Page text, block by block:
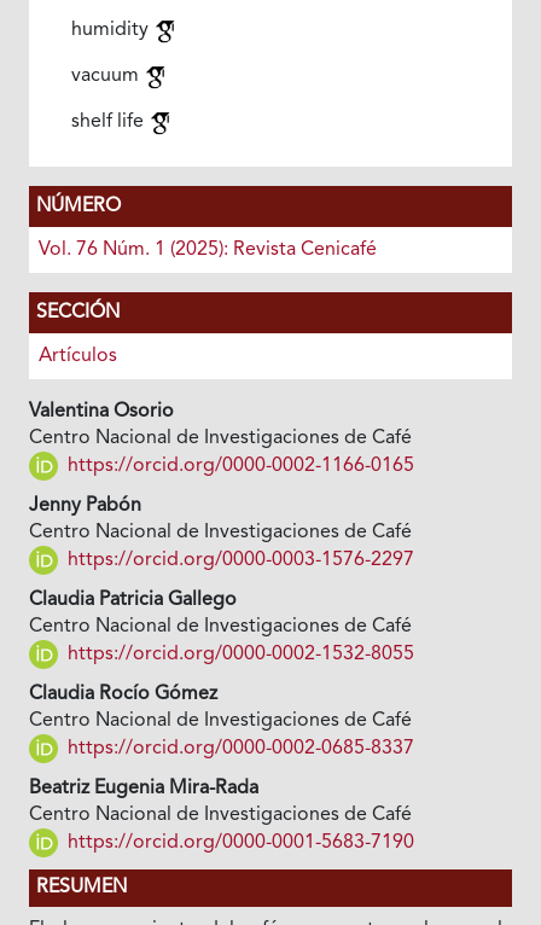
humidity
vacuum
shelf life
NÚMERO
Vol. 76 Núm. 1 (2025): Revista Cenicafé
SECCIÓN
Artículos
Valentina Osorio
Centro Nacional de Investigaciones de Café
https://orcid.org/0000-0002-1166-0165
Jenny Pabón
Centro Nacional de Investigaciones de Café
https://orcid.org/0000-0003-1576-2297
Claudia Patricia Gallego
Centro Nacional de Investigaciones de Café
https://orcid.org/0000-0002-1532-8055
Claudia Rocío Gómez
Centro Nacional de Investigaciones de Café
https://orcid.org/0000-0002-0685-8337
Beatriz Eugenia Mira-Rada
Centro Nacional de Investigaciones de Café
https://orcid.org/0000-0001-5683-7190
RESUMEN